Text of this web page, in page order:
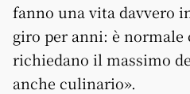
fanno una vita davvero
giro per anni: è
richiedano il massimo
anche culinario».